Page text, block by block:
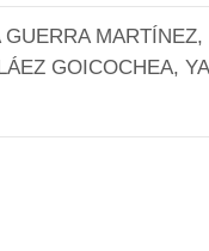
GOICOCHEA,